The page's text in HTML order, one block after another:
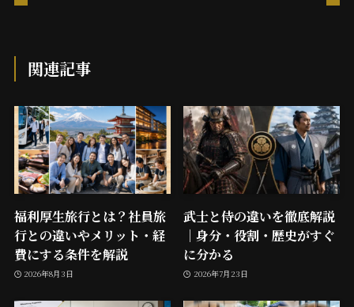
関連記事
福利厚生旅行とは？社員旅
行との違いやメリット・経
費にする条件を解説
2026年8月3日
武士と侍の違いを徹底解説
｜身分・役割・歴史がすぐ
に分かる
2026年7月23日